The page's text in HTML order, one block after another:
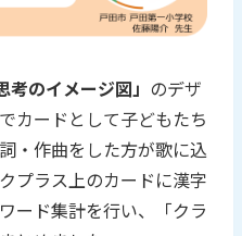
考のイメージ図」 のデザ
カードとして子どもたち
・作曲をした方が歌に込
プラス上のカードに漢字
ード集計を行い、「クラ